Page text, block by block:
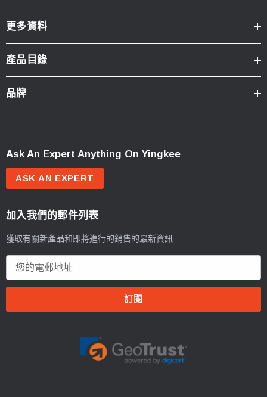
更多資料
產品目錄
品牌
Ask An Expert Anything On Yingkee
ASK AN EXPERT
加入我們的郵件列表
獲取有關新產品和即將進行的銷售的最新資訊
郵